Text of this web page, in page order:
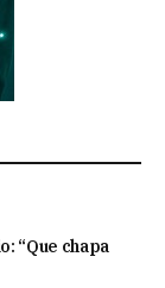
“Que chapa